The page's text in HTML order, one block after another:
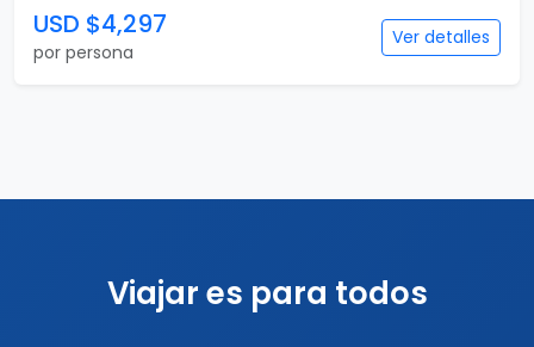
USD $4,297
por persona
Ver detalles
Viajar es para todos